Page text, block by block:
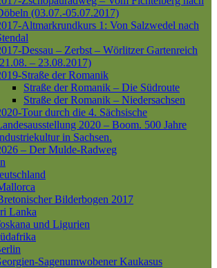
(03.07.-05.07.2017)
Altmarkrundkurs 1: Von Salzwedel nach
Dessau – Zerbst – Wörlitzer Gartenreich
– 23.08.2017)
Straße der Romanik
Straße der Romanik – Die Südroute
Straße der Romanik – Niedersachsen
Tour durch die 4. Sächsische
2020 – Boom. 500 Jahre
in Sachsen.
– Der Mulde-Radweg
Bilderbogen 2017
Lanka
und Ligurien
Sagenumwobener Kaukasus